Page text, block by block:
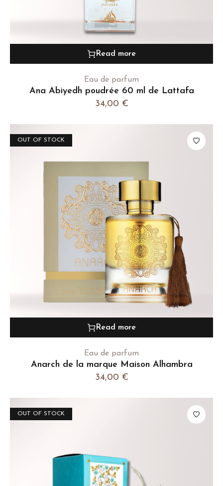
Read more
Eau de parfum
Ana Abiyedh poudrée 60 ml de Lattafa
34,00 €
OUT OF STOCK
Read more
Eau de parfum
Anarch de la marque Maison Alhambra
34,00 €
OUT OF STOCK